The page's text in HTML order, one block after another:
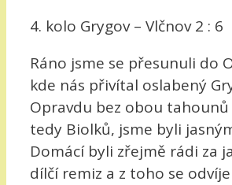
4. kolo Grygov – Vlčnov 2 : 6
Ráno jsme se přesunuli do
kde nás přivítal oslabený
Opravdu bez obou tahounů
tedy Biolků, jsme byli
Domácí byli zřejmě rádi za
dílčí remiz a z toho se